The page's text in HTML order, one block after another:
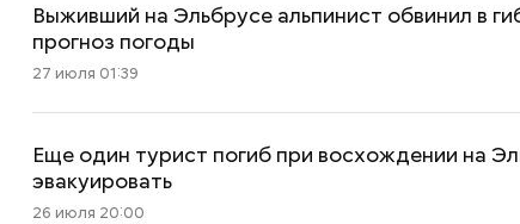
Выживший на Эльбрусе альпинист обвинил в
прогноз погоды
27 июля 01:39
Еще один турист погиб при восхождении на
эвакуировать
26 июля 20:00